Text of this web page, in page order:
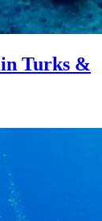
in Turks &